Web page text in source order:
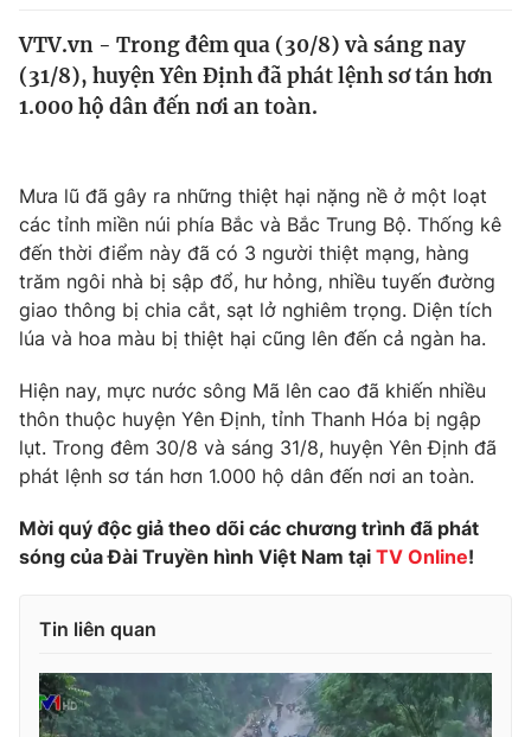
Y tế
Thế giới đó đây
Câu chuyện quốc tế
Kinh tế
Tài chính
Thị trường
Góc doanh nghiệp
Dữ liệu và đời sống
Truyền hình
Phim VTV
Hậu trường
Nhân vật
Khán giả
Giải trí
Điện ảnh
Sao
Đời sống
Du lịch
Làm đẹp
Chất lượng cuộc sống
Giáo dục
Học trực tuyến
Sản phẩm
Giao lưu trực tuyến
Giáo dục
VTV.vn - Trong đêm qua (30/8) và sáng nay
(31/8), huyện Yên Định đã phát lệnh sơ tán hơn
1.000 hộ dân đến nơi an toàn.
Mưa lũ đã gây ra những thiệt hại nặng nề ở một loạt
các tỉnh miền núi phía Bắc và Bắc Trung Bộ. Thống kê
đến thời điểm này đã có 3 người thiệt mạng, hàng
trăm ngôi nhà bị sập đổ, hư hỏng, nhiều tuyến đường
giao thông bị chia cắt, sạt lở nghiêm trọng. Diện tích
lúa và hoa màu bị thiệt hại cũng lên đến cả ngàn ha.
Hiện nay, mực nước sông Mã lên cao đã khiến nhiều
thôn thuộc huyện Yên Định, tỉnh Thanh Hóa bị ngập
lụt. Trong đêm 30/8 và sáng 31/8, huyện Yên Định đã
phát lệnh sơ tán hơn 1.000 hộ dân đến nơi an toàn.
Mời quý độc giả theo dõi các chương trình đã phát
sóng của Đài Truyền hình Việt Nam tại TV Online!
Tin liên quan